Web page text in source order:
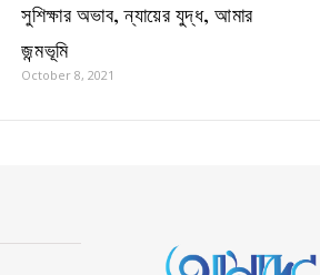
সুশিক্ষার অভাব, ন্যায়ের যুদ্ধ, আমার
জন্মভূমি
October 8, 2021